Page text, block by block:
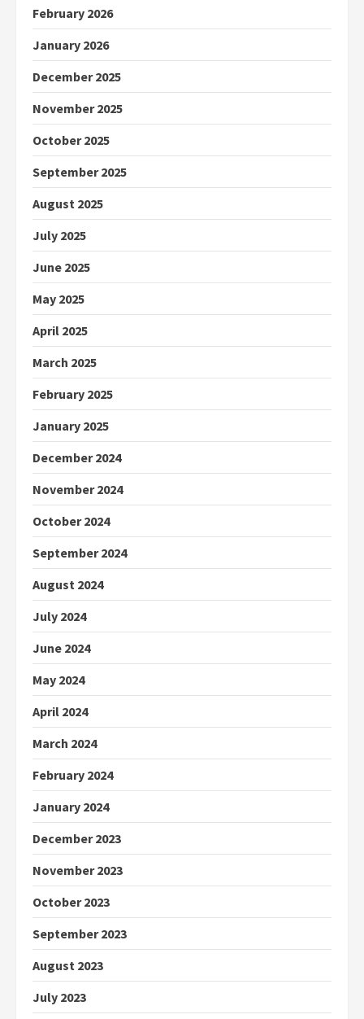
February 2026
January 2026
December 2025
November 2025
October 2025
September 2025
August 2025
July 2025
June 2025
May 2025
April 2025
March 2025
February 2025
January 2025
December 2024
November 2024
October 2024
September 2024
August 2024
July 2024
June 2024
May 2024
April 2024
March 2024
February 2024
January 2024
December 2023
November 2023
October 2023
September 2023
August 2023
July 2023